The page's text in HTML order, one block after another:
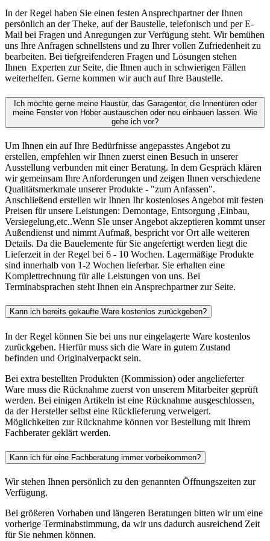
In der Regel haben Sie einen festen Ansprechpartner der Ihnen
persönlich an der Theke, auf der Baustelle, telefonisch und per E-
Mail bei Fragen und Anregungen zur Verfügung steht. Wir bemühen
uns Ihre Anfragen schnellstens und zu Ihrer vollen Zufriedenheit zu
bearbeiten. Bei tiefgreifenderen Fragen und Lösungen stehen
Ihnen Experten zur Seite, die Ihnen auch in schwierigen Fällen
weiterhelfen. Gerne kommen wir auch auf Ihre Baustelle.
Ich möchte gerne meine Haustür, das Garagentor, die Innentüren oder
meine Fenster von Höber austauschen oder neu einbauen lassen. Wie
gehe ich vor?
Um Ihnen ein auf Ihre Bedürfnisse angepasstes Angebot zu
erstellen, empfehlen wir Ihnen zuerst einen Besuch in unserer
Ausstellung verbunden mit einer Beratung. In dem Gespräch klären
wir gemeinsam Ihre Anforderungen und zeigen Ihnen verschiedene
Qualitätsmerkmale unserer Produkte - "zum Anfassen".
Anschließend erstellen wir Ihnen Ihr kostenloses Angebot mit festen
Preisen für unsere Leistungen: Demontage, Entsorgung ,Einbau,
Versiegelung,etc..Wenn SIe unser Angebot akzeptieren kommt unser
Außendienst und nimmt Aufmaß, bespricht vor Ort alle weiteren
Details. Da die Bauelemente für Sie angefertigt werden liegt die
Lieferzeit in der Regel bei 6 - 10 Wochen. Lagermäßige Produkte
sind innerhalb von 1-2 Wochen lieferbar. Sie erhalten eine
Komplettrechnung für alle Leistungen von uns. Bei
Terminabsprachen steht Ihnen ein Ansprechpartner zur Seite.
Kann ich bereits gekaufte Ware kostenlos zurückgeben?
In der Regel können Sie bei uns nur eingelagerte Ware kostenlos
zurückgeben. Hierfür muss sich die Ware in gutem Zustand
befinden und Originalverpackt sein.
Bei extra bestellten Produkten (Kommission) oder angelieferter
Ware muss die Rücknahme zuerst von unserem Mitarbeiter geprüft
werden. Bei einigen Artikeln ist eine Rücknahme ausgeschlossen,
da der Hersteller selbst eine Rücklieferung verweigert.
Möglichkeiten zur Rücknahme können vor Bestellung mit Ihrem
Fachberater geklärt werden.
Kann ich für eine Fachberatung immer vorbeikommen?
Wir stehen Ihnen persönlich zu den genannten Öffnungszeiten zur
Verfügung.
Bei größeren Vorhaben und längeren Beratungen bitten wir um eine
vorherige Terminabstimmung, da wir uns dadurch ausreichend Zeit
für Sie nehmen können.